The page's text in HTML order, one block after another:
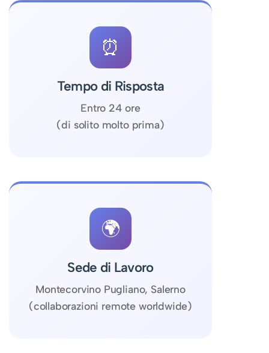
⏰
Tempo di Risposta
Entro 24 ore
(di solito molto prima)
🌍
Sede di Lavoro
Montecorvino Pugliano, Salerno
(collaborazioni remote worldwide)